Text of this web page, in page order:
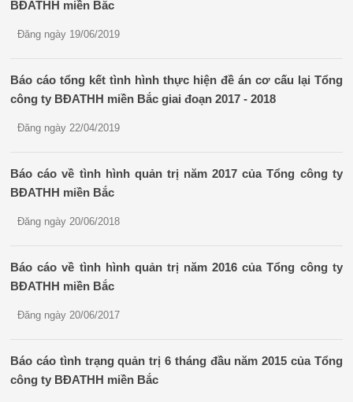
BĐATHH miền Bắc
Đăng ngày 19/06/2019
Báo cáo tổng kết tình hình thực hiện đề án cơ cấu lại Tổng
công ty BĐATHH miền Bắc giai đoạn 2017 - 2018
Đăng ngày 22/04/2019
Báo cáo về tình hình quản trị năm 2017 của Tổng công ty
BĐATHH miền Bắc
Đăng ngày 20/06/2018
Báo cáo về tình hình quản trị năm 2016 của Tổng công ty
BĐATHH miền Bắc
Đăng ngày 20/06/2017
Báo cáo tình trạng quản trị 6 tháng đầu năm 2015 của Tổng
công ty BĐATHH miền Bắc